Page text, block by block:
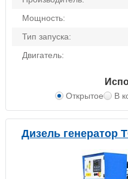
Мощность:
Тип запуска:
Двигатель:
Открытое В
Дизель генератор